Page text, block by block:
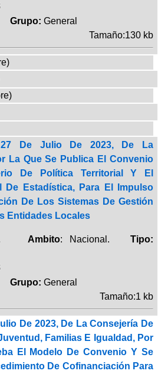
Grupo: General
Tamaño:130 kb
27 De Julio De 2023, De La
La Que Se Publica El Convenio
De Política Territorial Y El
De Estadística, Para El Impulso
De Los Sistemas De Gestión
Entidades Locales
Ambito: Nacional.Tipo:
Grupo: General
Tamaño:1 kb
De 2023, De La Consejería De
Familias E Igualdad, Por
El Modelo De Convenio Y Se
De Cofinanciación Para